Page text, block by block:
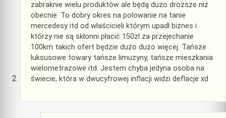
zabraknie wielu produktów ale będą dużo droższe niż
obecnie. To dobry okres na polowanie na tanie
mercedesy itd od właścicieli którym upadł biznes i
którzy nie są skłonni płacić 150zl za przejechanie
100km takich ofert będzie dużo dużo więcej. Tańsze
luksusowe towary tańsze limuzyny, tańsze mieszkania
wielometrazowe itd. Jestem chyba jedyna osoba na
świecie, która w dwucyfrowej inflacji widzi deflacje xd